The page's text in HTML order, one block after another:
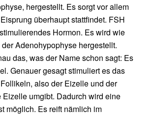
hergestellt. Es sorgt vor allem
überhaupt stattfindet. FSH
Hormon. Es wird wie
Adenohypophyse hergestellt.
das, was der Name schon sagt: Es
Genauer gesagt stimuliert es das
also der Eizelle und der
umgibt. Dadurch wird eine
möglich. Es reift nämlich im